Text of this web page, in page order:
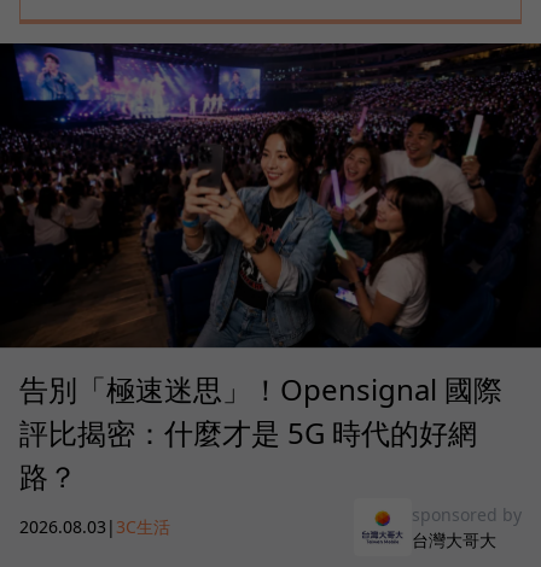
告別「極速迷思」！Opensignal 國際
評比揭密：什麼才是 5G 時代的好網
路？
2026.08.03 | 3C生活
sponsored by
台灣大哥大